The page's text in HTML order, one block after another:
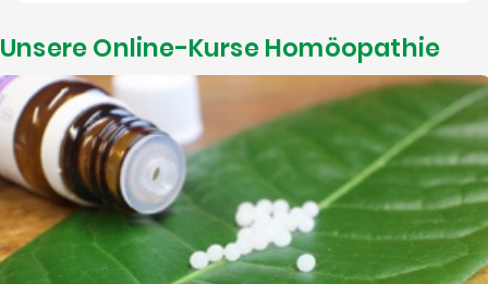
Unsere Online-Kurse Homöopathie